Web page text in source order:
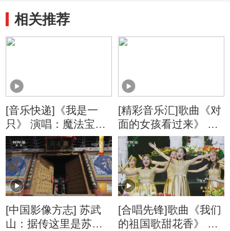
相关推荐
[音乐快递]《我是一
只》 演唱：魔法宝贝
组合
[精彩音乐汇]歌曲《对
面的女孩看过来》 演
唱：宋秉洋 演奏：星
空现场流行乐团
[中国影像方志] 苏武
山：据传这里是苏武
[合唱先锋]歌曲《我们
的祖国歌甜花香》 合